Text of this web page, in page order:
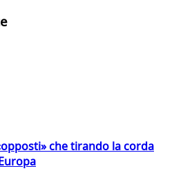
che tirando la corda